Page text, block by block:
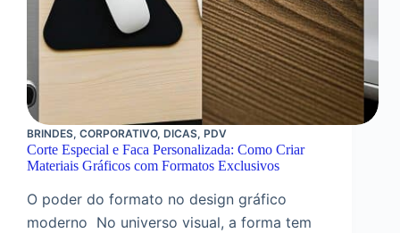
BRINDES, CORPORATIVO, DICAS, PDV
Corte Especial e Faca Personalizada: Como Criar
Materiais Gráficos com Formatos Exclusivos
O poder do formato no design gráfico
moderno No universo visual, a forma tem